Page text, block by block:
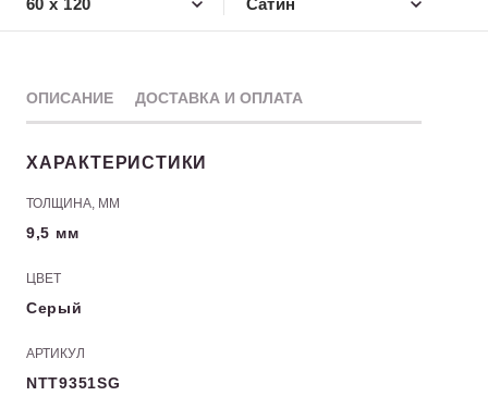
60 x 120 Сатин
ОПИСАНИЕ ДОСТАВКА И ОПЛАТА
ХАРАКТЕРИСТИКИ
ТОЛЩИНА, ММ
9,5 мм
ЦВЕТ
Серый
АРТИКУЛ
NTT9351SG